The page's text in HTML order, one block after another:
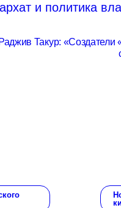
и политика
Раджив Такур: «Создатели